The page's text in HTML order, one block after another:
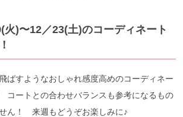
火)〜12／23(土)のコーディネート
ばすようなおしゃれ感度高めのコーディネー
ートとの合わせバランスも参考になるもの
ん！ 来週もどうぞお楽しみに♪